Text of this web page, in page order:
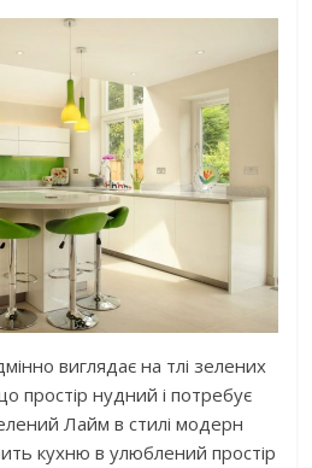
виглядає на тлі зелених
простір нудний і потребує
Лайм в стилі модерн
кухню в улюблений простір